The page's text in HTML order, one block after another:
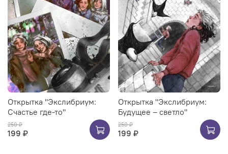
Открытка "Экслибриум:
Счастье где-то"
250 ₽
199 ₽
Открытка "Экслибриум:
Будущее – светло"
250 ₽
199 ₽